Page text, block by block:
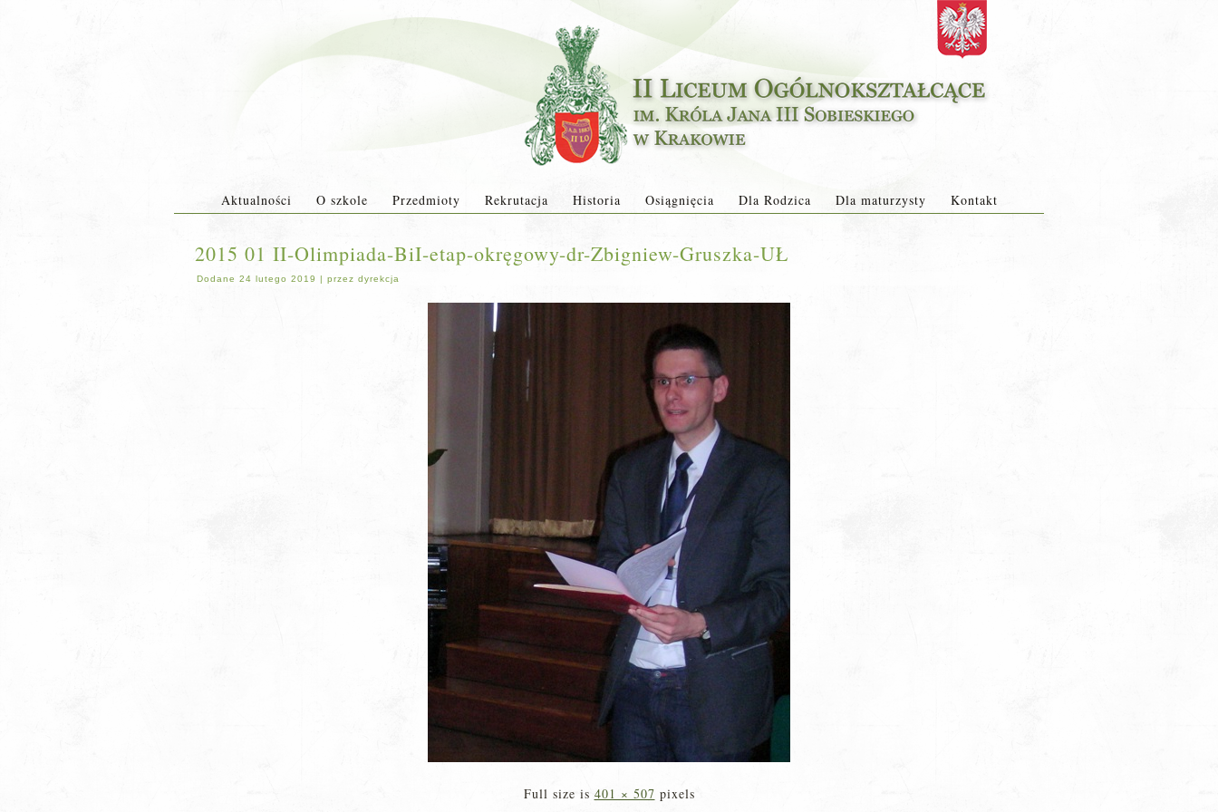
Aktualności O szkole Przedmioty Rekrutacja Historia Osiągnięcia Dla Rodzica Dla maturzysty Kontakt
2015 01 II-Olimpiada-BiI-etap-okręgowy-dr-Zbigniew-Gruszka-UŁ
Dodane 24 lutego 2019 | przez dyrekcja
Full size is 401 × 507 pixels